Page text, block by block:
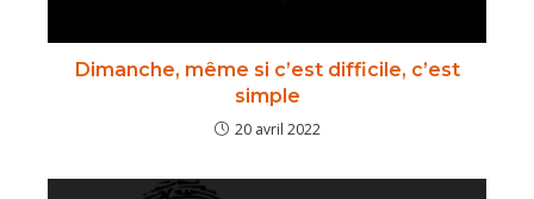
Dimanche, même si c’est difficile, c’est
simple
20 avril 2022